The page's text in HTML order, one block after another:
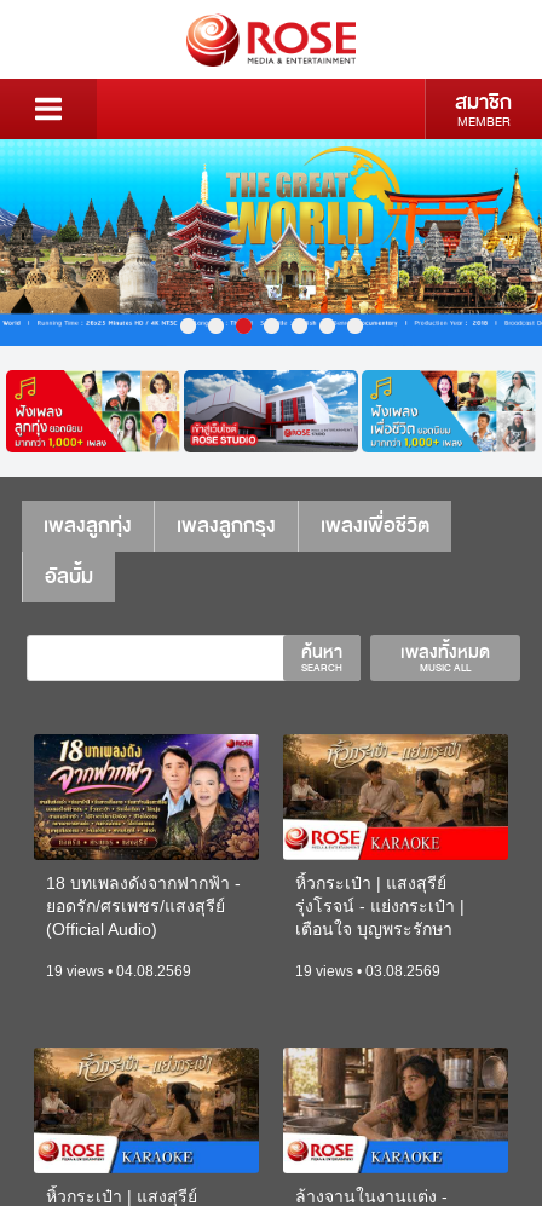
สมาชิก
MEMBER
เพลงลูกทุ่ง เพลงลูกกรุง
เพลงเพื่อชีวิต
อัลบั้ม
เพลงทั้งหมด
MUSIC ALL
ค้นหา
SEARCH
18 บทเพลงดังจากฟากฟ้า -
ยอดรัก/ศรเพชร/แสงสุรีย์
(Official Audio)
19 views • 04.08.2569
หิ้วกระเป๋า | แสงสุรีย์
รุ่งโรจน์ - แย่งกระเป๋า |
เตือนใจ บุญพระรักษา
19 views • 03.08.2569
หิ้วกระเป๋า | แสงสุรีย์
ล้างจานในงานแต่ง -